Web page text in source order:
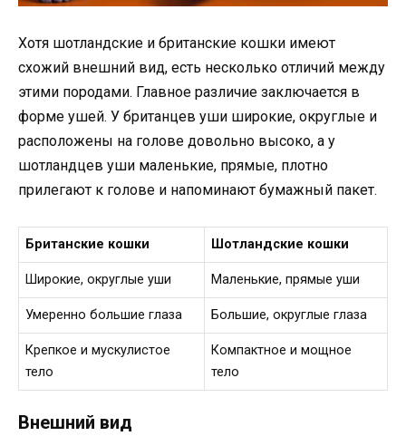
Хотя шотландские и британские кошки имеют
схожий внешний вид, есть несколько отличий между
этими породами. Главное различие заключается в
форме ушей. У британцев уши широкие, округлые и
расположены на голове довольно высоко, а у
шотландцев уши маленькие, прямые, плотно
прилегают к голове и напоминают бумажный пакет.
Британские кошки Шотландские кошки
Широкие, округлые уши Маленькие, прямые уши
Умеренно большие глаза Большие, округлые глаза
Крепкое и мускулистое
тело
Компактное и мощное
тело
Внешний вид